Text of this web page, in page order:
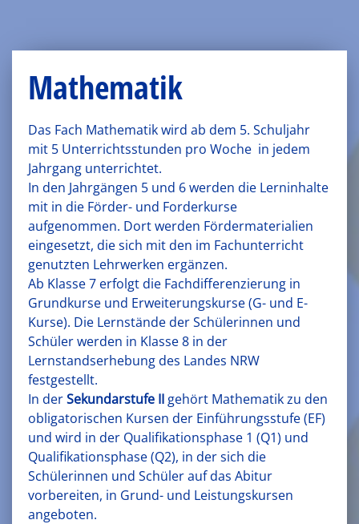
Mathematik
Das Fach Mathematik wird ab dem 5. Schuljahr
mit 5 Unterrichtsstunden pro Woche in jedem
Jahrgang unterrichtet.
In den Jahrgängen 5 und 6 werden die Lerninhalte
mit in die Förder- und Forderkurse
aufgenommen. Dort werden Fördermaterialien
eingesetzt, die sich mit den im Fachunterricht
genutzten Lehrwerken ergänzen.
Ab Klasse 7 erfolgt die Fachdifferenzierung in
Grundkurse und Erweiterungskurse (G- und E-
Kurse). Die Lernstände der Schülerinnen und
Schüler werden in Klasse 8 in der
Lernstandserhebung des Landes NRW
festgestellt.
In derSekundarstufe II gehört Mathematik zu den
obligatorischen Kursen der Einführungsstufe (EF)
und wird in der Qualifikationsphase 1 (Q1) und
Qualifikationsphase (Q2), in der sich die
Schülerinnen und Schüler auf das Abitur
vorbereiten, in Grund- und Leistungskursen
angeboten.